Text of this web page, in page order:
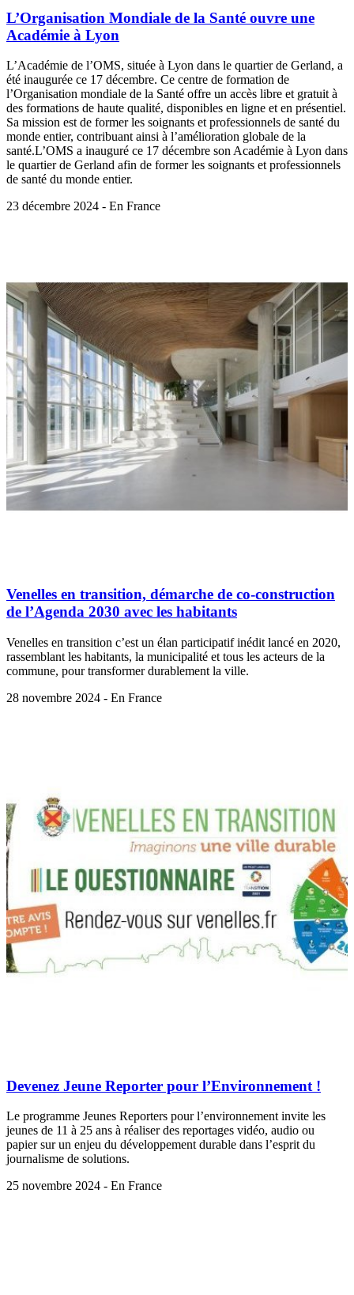
L’Organisation Mondiale de la Santé ouvre une
Académie à Lyon
L’Académie de l’OMS, située à Lyon dans le quartier de Gerland, a
été inaugurée ce 17 décembre. Ce centre de formation de
l’Organisation mondiale de la Santé offre un accès libre et gratuit à
des formations de haute qualité, disponibles en ligne et en présentiel.
Sa mission est de former les soignants et professionnels de santé du
monde entier, contribuant ainsi à l’amélioration globale de la
santé.L’OMS a inauguré ce 17 décembre son Académie à Lyon dans
le quartier de Gerland afin de former les soignants et professionnels
de santé du monde entier.
23 décembre 2024 - En France
Venelles en transition, démarche de co-construction
de l’Agenda 2030 avec les habitants
Venelles en transition c’est un élan participatif inédit lancé en 2020,
rassemblant les habitants, la municipalité et tous les acteurs de la
commune, pour transformer durablement la ville.
28 novembre 2024 - En France
Devenez Jeune Reporter pour l’Environnement !
Le programme Jeunes Reporters pour l’environnement invite les
jeunes de 11 à 25 ans à réaliser des reportages vidéo, audio ou
papier sur un enjeu du développement durable dans l’esprit du
journalisme de solutions.
25 novembre 2024 - En France